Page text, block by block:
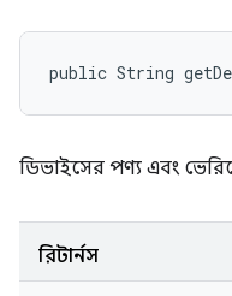
public String
ডিভাইসের পণ্য এবং
রিটার্নস